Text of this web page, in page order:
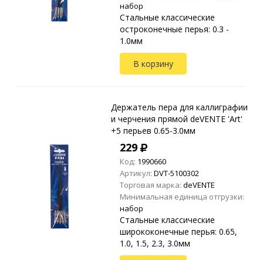
набор
Стальные классические
остроконечные перья: 0.3 -
1.0мм
В корзину
Держатель пера для каллиграфии
и черчения прямой deVENTE 'Art'
+5 перьев 0.65-3.0мм
229
Код: 1990660
Артикул: DVT-5100302
Торговая марка: deVENTE
Минимальная единица отгрузки:
набор
Стальные классические
ширококонечные перья: 0.65,
1.0, 1.5, 2.3, 3.0мм